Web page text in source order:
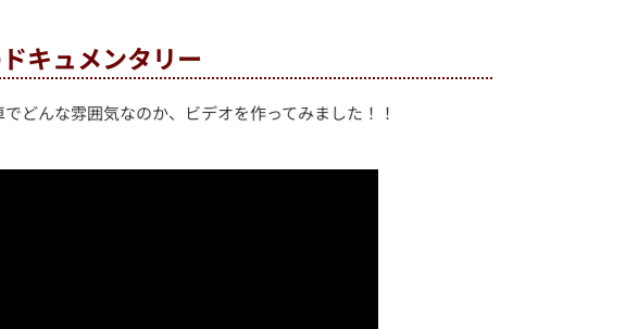
キュメンタリー
どんな雰囲気なのか、ビデオを作ってみました！！